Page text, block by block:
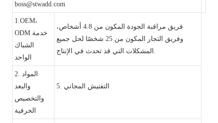
boss@stwadd.com
1.OEM،
ODM خدمة
الشباك
الواحد
فريق مراقبة الجودة المكون من 4.8 أشخاص،
وفريق التجار المكون من 25 شخصًا لحل جميع
المشكلات التي قد تحدث في الإنتاج.
2. المواد
والبعد
والتخصيص
الحرفية
5. التفتيش المجاني